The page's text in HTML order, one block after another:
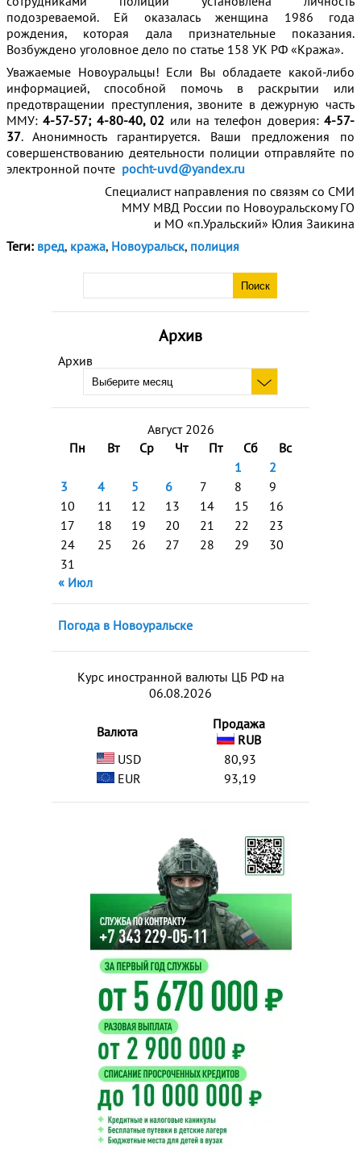
Архив
Архив
Август 2026
Пн
Вт Ср Чт Пт Сб
Вс
1
2
3
4 5 6 7 8
9
10
11 12 13 14 15
16
17
18 19 20 21 22
23
24
25 26 27 28 29
30
31
« Июл
Погода в Новоуральске
Курс иностранной валюты ЦБ РФ на
06.08.2026
Валюта
Продажа
RUB
USD
80,93
EUR
93,19
подозреваемой. Ей оказалась женщина 1986 года
рождения, которая дала признательные показания.
Возбуждено уголовное дело по статье 158 УК РФ «Кража».
Уважаемые Новоуральцы! Если Вы обладаете какой-либо
информацией, способной помочь в раскрытии или
предотвращении преступления, звоните в дежурную часть
ММУ:4-57-57; 4-80-40, 02 или на телефон доверия: 4-57-
37. Анонимность гарантируется. Ваши предложения по
совершенствованию деятельности полиции отправляйте по
электронной почте pocht-uvd@yandex.ru
Специалист направления по связям со СМИ
ММУ МВД России по Новоуральскому ГО
и МО «п.Уральский» Юлия Заикина
Теги: вред, кража, Новоуральск, полиция